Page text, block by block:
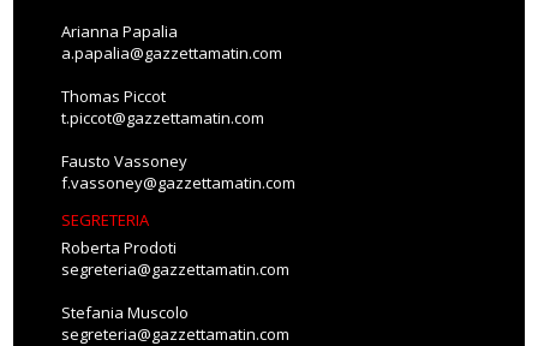
Arianna Papalia
a.papalia@gazzettamatin.com
Thomas Piccot
t.piccot@gazzettamatin.com
Fausto Vassoney
f.vassoney@gazzettamatin.com
SEGRETERIA
Roberta Prodoti
segreteria@gazzettamatin.com
Stefania Muscolo
segreteria@gazzettamatin.com